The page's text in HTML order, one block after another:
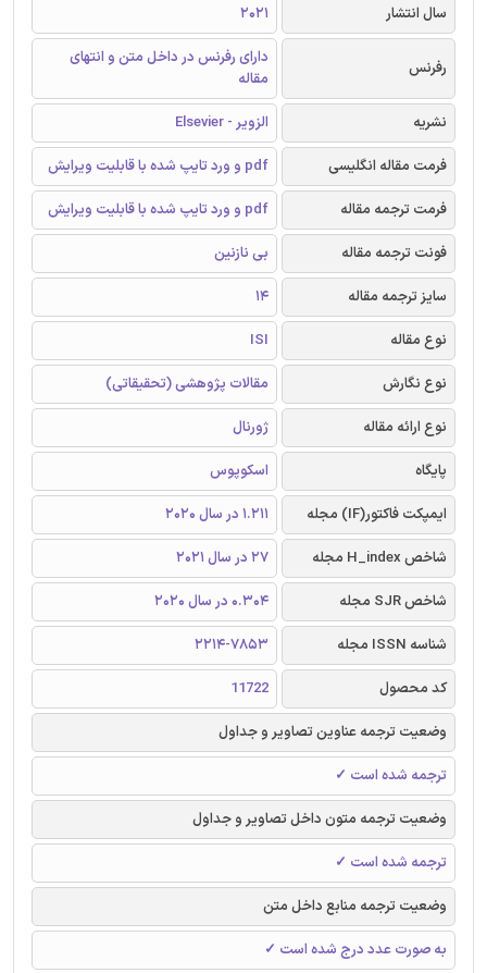
سال انتشار
2021
رفرنس
دارای رفرنس در داخل متن و انتهای
مقاله
نشریه
الزویر - Elsevier
فرمت مقاله انگلیسی
pdf و ورد تایپ شده با قابلیت ویرایش
فرمت ترجمه مقاله
pdf و ورد تایپ شده با قابلیت ویرایش
فونت ترجمه مقاله
بی نازنین
سایز ترجمه مقاله
14
نوع مقاله
ISI
نوع نگارش
مقالات پژوهشی (تحقیقاتی)
نوع ارائه مقاله
ژورنال
پایگاه
اسکوپوس
ایمپکت فاکتور(IF) مجله
1.211 در سال 2020
شاخص H_index مجله
27 در سال 2021
شاخص SJR مجله
0.304 در سال 2020
شناسه ISSN مجله
2214-7853
کد محصول
11722
وضعیت ترجمه عناوین تصاویر و جداول
ترجمه شده است ✓
وضعیت ترجمه متون داخل تصاویر و جداول
ترجمه شده است ✓
وضعیت ترجمه منابع داخل متن
به صورت عدد درج شده است ✓